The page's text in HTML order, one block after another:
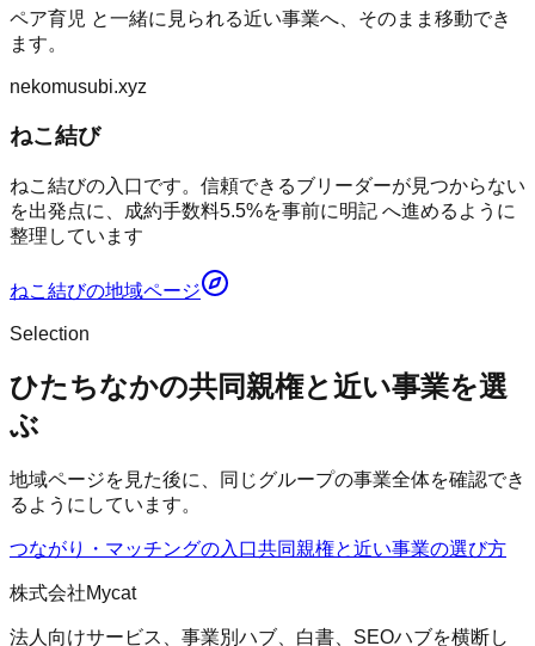
ペア育児 と一緒に見られる近い事業へ、そのまま移動でき
ます。
nekomusubi.xyz
ねこ結び
ねこ結びの入口です。信頼できるブリーダーが見つからない
を出発点に、成約手数料5.5%を事前に明記 へ進めるように
整理しています
ねこ結びの地域ページ
Selection
ひたちなかの共同親権と近い事業を選
ぶ
地域ページを見た後に、同じグループの事業全体を確認でき
るようにしています。
つながり・マッチングの入口共同親権と近い事業の選び方
株式会社Mycat
法人向けサービス、事業別ハブ、白書、SEOハブを横断し